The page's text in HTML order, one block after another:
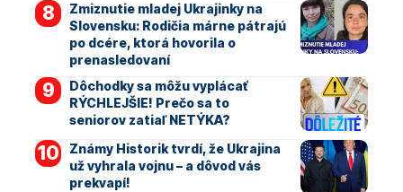
Zmiznutie mladej Ukrajinky na
Slovensku: Rodičia márne pátrajú
po dcére, ktorá hovorila o
prenasledovaní
Dôchodky sa môžu vyplácať
RÝCHLEJŠIE! Prečo sa to
seniorov zatiaľ NETÝKA?
Známy Historik tvrdí, že Ukrajina
už vyhrala vojnu – a dôvod vás
prekvapí!